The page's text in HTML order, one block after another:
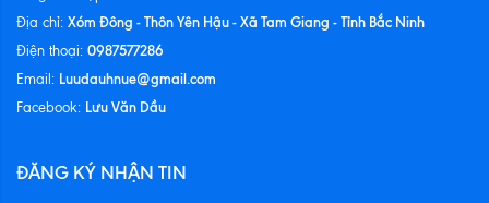
Địa chỉ: Xóm Đông - Thôn Yên Hậu - Xã Tam Giang - Tỉnh Bắc Ninh
Điện thoại: 0987577286
Email: Luudauhnue@gmail.com
Facebook: Lưu Văn Dầu
ĐĂNG KÝ NHẬN TIN